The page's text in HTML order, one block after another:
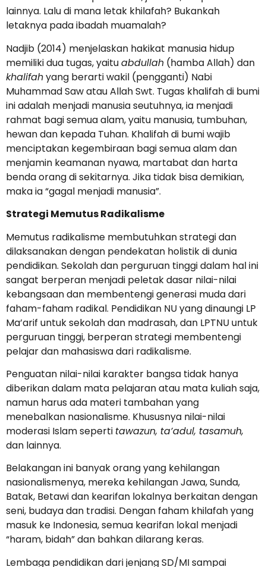
lainnya. Lalu di mana letak khilafah? Bukankah
letaknya pada ibadah muamalah?
Nadjib (2014) menjelaskan hakikat manusia hidup
memiliki dua tugas, yaituabdullah (hamba Allah) dan
khalifahyang berarti wakil (pengganti) Nabi
Muhammad Saw atau Allah Swt. Tugas khalifah di bumi
ini adalah menjadi manusia seutuhnya, ia menjadi
rahmat bagi semua alam, yaitu manusia, tumbuhan,
hewan dan kepada Tuhan. Khalifah di bumi wajib
menciptakan kegembiraan bagi semua alam dan
menjamin keamanan nyawa, martabat dan harta
benda orang di sekitarnya. Jika tidak bisa demikian,
maka ia “gagal menjadi manusia”.
Strategi Memutus Radikalisme
Memutus radikalisme membutuhkan strategi dan
dilaksanakan dengan pendekatan holistik di dunia
pendidikan. Sekolah dan perguruan tinggi dalam hal ini
sangat berperan menjadi peletak dasar nilai-nilai
kebangsaan dan membentengi generasi muda dari
faham-faham radikal. Pendidikan NU yang dinaungi LP
Ma’arif untuk sekolah dan madrasah, dan LPTNU untuk
perguruan tinggi, berperan strategi membentengi
pelajar dan mahasiswa dari radikalisme.
Penguatan nilai-nilai karakter bangsa tidak hanya
diberikan dalam mata pelajaran atau mata kuliah saja,
namun harus ada materi tambahan yang
menebalkan nasionalisme. Khususnya nilai-nilai
moderasi Islam seperti tawazun, ta’adul, tasamuh,
dan lainnya.
Belakangan ini banyak orang yang kehilangan
nasionalismenya, mereka kehilangan Jawa, Sunda,
Batak, Betawi dan kearifan lokalnya berkaitan dengan
seni, budaya dan tradisi. Dengan faham khilafah yang
masuk ke Indonesia, semua kearifan lokal menjadi
“haram, bidah” dan bahkan dilarang keras.
Lembaga pendidikan dari jenjang SD/MI sampai